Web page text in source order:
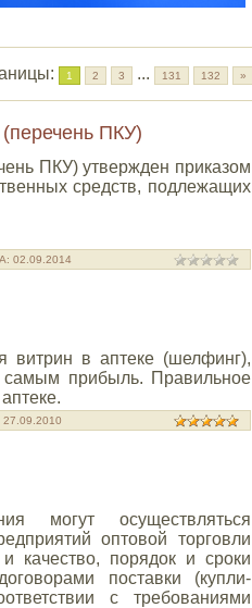
: 1 2 3 ... 131 132 »
ПКУ)
ПКУ) утвержден приказом
средств, подлежащих
02.09.2014
витрин в аптеке (шелфинг),
самым прибыль. Правильное
27.09.2010
могут осуществляться
оптовой торговли
качество, порядок и сроки
поставки (купли-
с требованиями